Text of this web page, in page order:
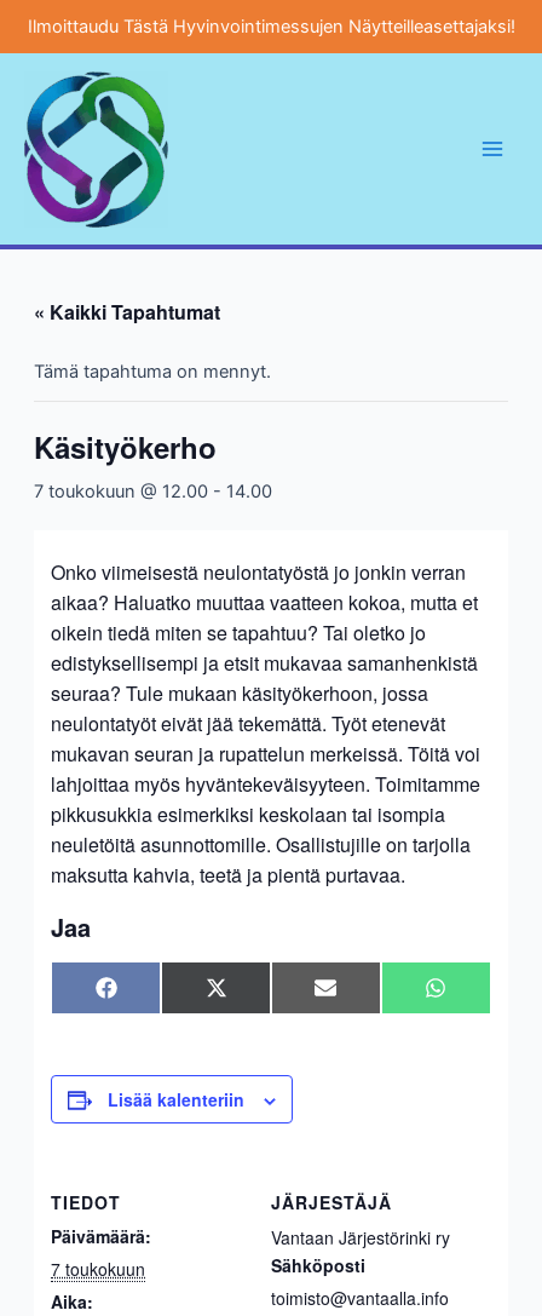
Ilmoittaudu Tästä Hyvinvointimessujen Näytteilleasettajaksi!
sisältöön
« Kaikki Tapahtumat
Tämä tapahtuma on mennyt.
Käsityökerho
7 toukokuun @ 12.00- 14.00
Onko viimeisestä neulontatyöstä jo jonkin verran
aikaa? Haluatko muuttaa vaatteen kokoa, mutta et
oikein tiedä miten se tapahtuu? Tai oletko jo
edistyksellisempi ja etsit mukavaa samanhenkistä
seuraa? Tule mukaan käsityökerhoon, jossa
neulontatyöt eivät jää tekemättä. Työt etenevät
mukavan seuran ja rupattelun merkeissä. Töitä voi
lahjoittaa myös hyväntekeväisyyteen. Toimitamme
pikkusukkia esimerkiksi keskolaan tai isompia
neuletöitä asunnottomille. Osallistujille on tarjolla
maksutta kahvia, teetä ja pientä purtavaa.
Jaa
Share
on
Facebook Share
on
X
(Twitter)
Share
on
Sähköposti Share
on
WhatsApp
Lisää kalenteriin
TIEDOT
Päivämäärä:
7 toukokuun
Aika:
JÄRJESTÄJÄ
Vantaan Järjestörinki ry
Sähköposti
toimisto@vantaalla.info